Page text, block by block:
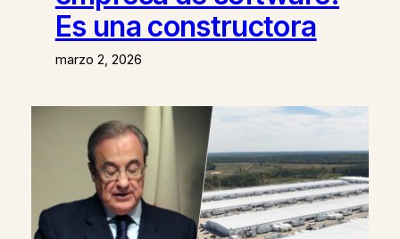
Es una constructora
marzo 2, 2026